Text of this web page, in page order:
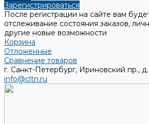
Зарегистрироваться
После регистрации на сайте вам
отслеживание состояния заказов,
другие новые возможности
Корзина
Отложенные
Сравнение товаров
г. Санкт-Петербург, Ириновский пр.,
info@cltn.ru